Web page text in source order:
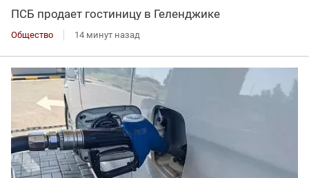
ПСБ продает гостиницу в Геленджике
Общество 14 минут назад